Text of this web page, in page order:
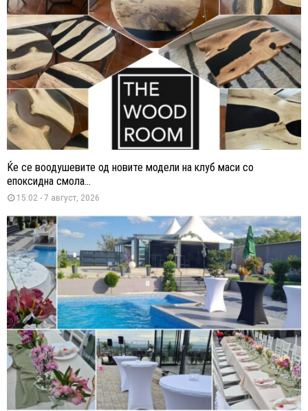
Ќе се воодушевите од новите модели на клуб маси со
епоксидна смола...
15:02 - 7 август, 2026